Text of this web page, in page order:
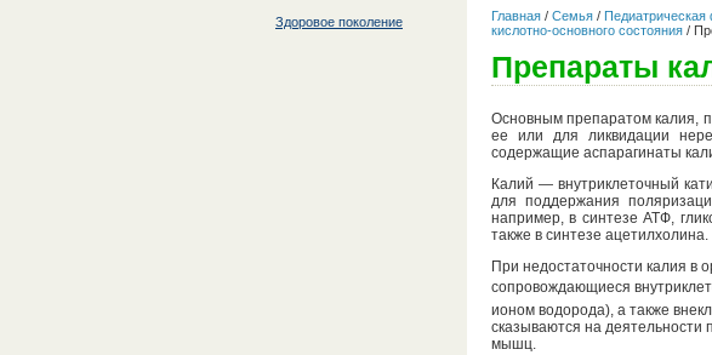
Здоровое поколение Главная / Семья / Педиатрическая
кислотно-основного состояния /
Препараты
Основным препаратом калия,
ее или для ликвидации
содержащие аспарагинаты
Калий — внутриклеточный
для поддержания
например, в синтезе АТФ,
также в синтезе ацетилхолина.
При недостаточности калия в
сопровождающиеся
ионом водорода), а также
сказываются на деятельности
мышц.